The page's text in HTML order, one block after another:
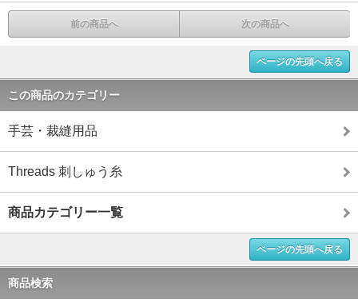
前の商品へ 次の商品へ
ページの先頭へ戻る
この商品のカテゴリー
手芸・裁縫用品
Threads 刺しゅう糸
商品カテゴリー一覧
ページの先頭へ戻る
商品検索